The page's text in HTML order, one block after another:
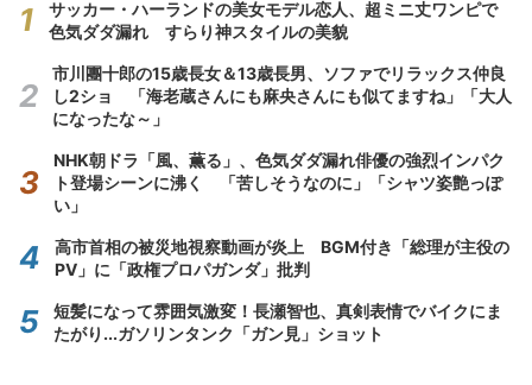
サッカー・ハーランドの美女モデル恋人、超ミニ丈ワンピで
色気ダダ漏れ すらり神スタイルの美貌
市川團十郎の15歳長女＆13歳長男、ソファでリラックス仲良
し2ショ 「海老蔵さんにも麻央さんにも似てますね」「大人
になったな～」
NHK朝ドラ「風、薫る」、色気ダダ漏れ俳優の強烈インパク
ト登場シーンに沸く 「苦しそうなのに」「シャツ姿艶っぽ
い」
高市首相の被災地視察動画が炎上 BGM付き「総理が主役の
PV」に「政権プロパガンダ」批判
短髪になって雰囲気激変！長瀬智也、真剣表情でバイクにま
たがり...ガソリンタンク「ガン見」ショット